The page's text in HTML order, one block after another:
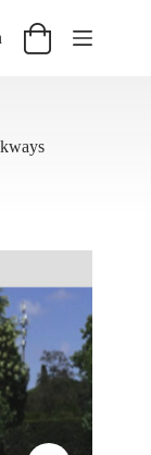
Winkelwagen